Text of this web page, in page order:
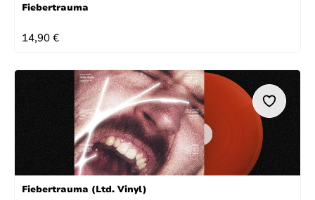
Fiebertrauma
REGULÄRER PREIS:
14,90 €
Fiebertrauma (Ltd. Vinyl)